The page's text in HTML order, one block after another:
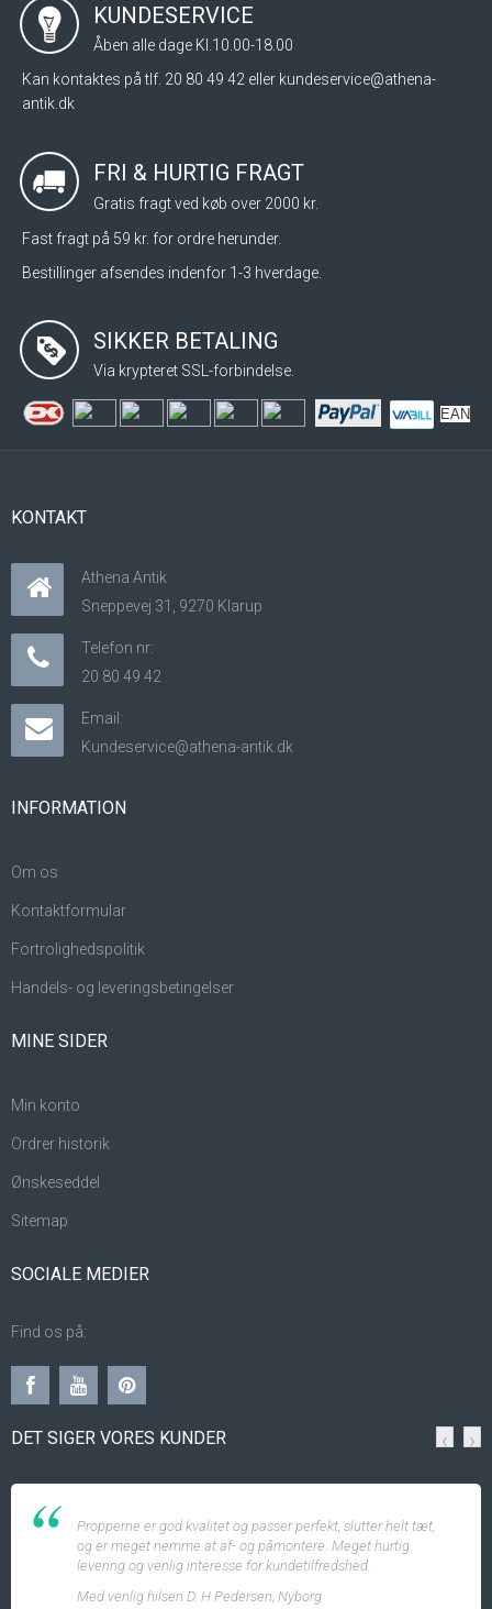
KUNDESERVICE
Åben alle dage Kl.10.00-18.00
Kan kontaktes på tlf. 20 80 49 42 eller kundeservice@athena-
antik.dk
FRI & HURTIG FRAGT
Gratis fragt ved køb over 2000 kr.
Fast fragt på 59 kr. for ordre herunder.
Bestillinger afsendes indenfor 1-3 hverdage.
SIKKER BETALING
Via krypteret SSL-forbindelse.
EAN
KONTAKT
Athena Antik
Sneppevej 31, 9270 Klarup
Telefon nr:
20 80 49 42
Email:
Kundeservice@athena-antik.dk
INFORMATION
Om os
Kontaktformular
Fortrolighedspolitik
Handels- og leveringsbetingelser
MINE SIDER
Min konto
Ordrer historik
Ønskeseddel
Sitemap
SOCIALE MEDIER
Find os på:
DET SIGER VORES KUNDER
Propperne er god kvalitet og passer perfekt, slutter helt tæt,
og er meget nemme at af- og påmontere. Meget hurtig
levering og venlig interesse for kundetilfredshed.
Med venlig hilsen D. H Pedersen, Nyborg
‹ ›